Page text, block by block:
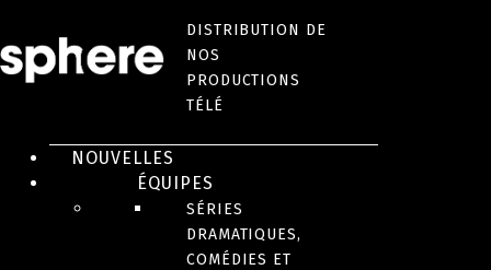
DISTRIBUTION DE
NOS
PRODUCTIONS
TÉLÉ
NOUVELLES
ÉQUIPES
SÉRIES
DRAMATIQUES,
COMÉDIES ET
JEUX ET VARIÉTÉS